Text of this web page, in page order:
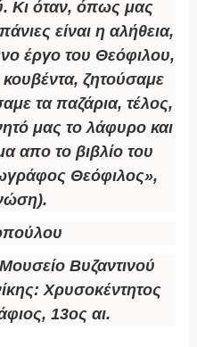
Κι όταν, όπως μας
είναι η αλήθεια,
έργο του Θεόφιλου,
ζητούσαμε
τα παζάρια, τέλος,
μας το λάφυρο και
απο το βιβλίο του
Θεόφιλος»,
Βυζαντινού
Χρυσοκέντητος
13ος αι.